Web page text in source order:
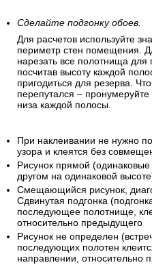
Сделайте подгонку обоев.
Для расчетов используйте
периметр стен помещения.
нарезать все полотнища
посчитав высоту каждой
пригодиться для резерва.
перепутался –
низа каждой полосы.
При наклеивании не нужно
узора и клеятся без
Рисунок прямой (одинаковые
другом на одинаковой
Смещающийся рисунок,
Сдвинутая подгонка
последующее полотнище,
относительно предыдущего
Рисунок не определен
последующих полотен
направлении, относительно